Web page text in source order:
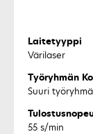
Laitetyyppi
Värilaser
Työryhmän
Suuri työryhmä
55 s/min